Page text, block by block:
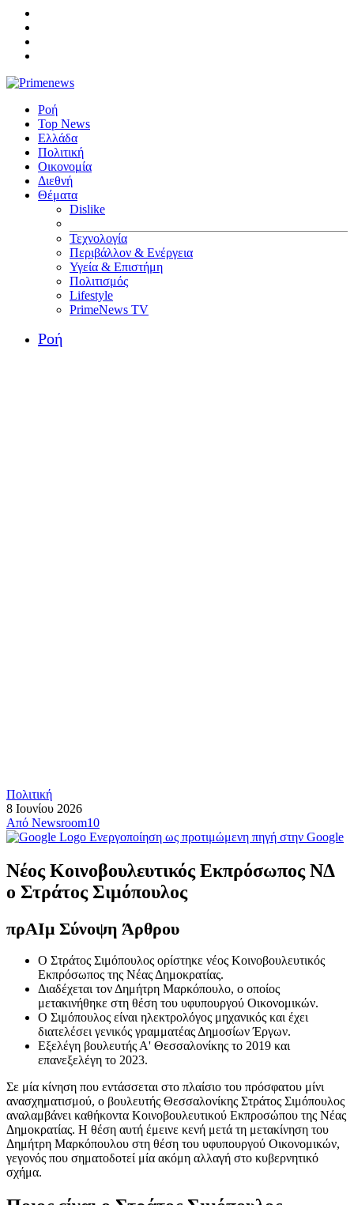
Ροή
Top News
Ελλάδα
Πολιτική
Οικονομία
Διεθνή
Θέματα
Dislike
Τεχνολογία
Περιβάλλον & Ενέργεια
Υγεία & Επιστήμη
Πολιτισμός
Lifestyle
PrimeNews TV
Ροή
Πολιτική
8 Ιουνίου 2026
Από Newsroom10
Ενεργοποίηση ως προτιμώμενη πηγή στην Google
Νέος Κοινοβουλευτικός Εκπρόσωπος ΝΔ
ο Στράτος Σιμόπουλος
πρΑΙμ Σύνοψη Άρθρου
Ο Στράτος Σιμόπουλος ορίστηκε νέος Κοινοβουλευτικός
Εκπρόσωπος της Νέας Δημοκρατίας.
Διαδέχεται τον Δημήτρη Μαρκόπουλο, ο οποίος
μετακινήθηκε στη θέση του υφυπουργού Οικονομικών.
Ο Σιμόπουλος είναι ηλεκτρολόγος μηχανικός και έχει
διατελέσει γενικός γραμματέας Δημοσίων Έργων.
Εξελέγη βουλευτής Α' Θεσσαλονίκης το 2019 και
επανεξελέγη το 2023.
Σε μία κίνηση που εντάσσεται στο πλαίσιο του πρόσφατου μίνι
ανασχηματισμού, ο βουλευτής Θεσσαλονίκης Στράτος Σιμόπουλος
αναλαμβάνει καθήκοντα Κοινοβουλευτικού Εκπροσώπου της Νέας
Δημοκρατίας. Η θέση αυτή έμεινε κενή μετά τη μετακίνηση του
Δημήτρη Μαρκόπουλου στη θέση του υφυπουργού Οικονομικών,
γεγονός που σηματοδοτεί μία ακόμη αλλαγή στο κυβερνητικό
σχήμα.